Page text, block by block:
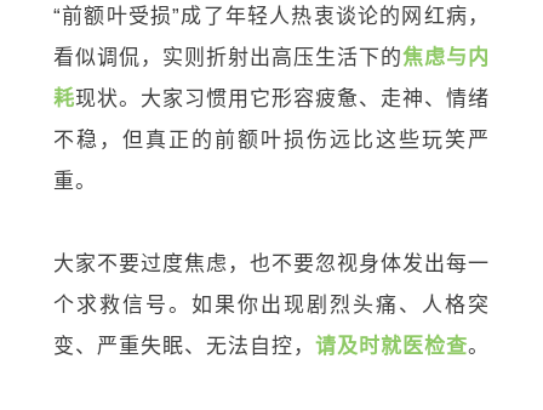
“前额叶受损”成了年轻人热衷谈论的网红病，
看似调侃，实则折射出高压生活下的焦虑与内
耗现状。大家习惯用它形容疲惫、走神、情绪
不稳，但真正的前额叶损伤远比这些玩笑严
重。
大家不要过度焦虑，也不要忽视身体发出每一
个求救信号。如果你出现剧烈头痛、人格突
变、严重失眠、无法自控， 请及时就医检查。